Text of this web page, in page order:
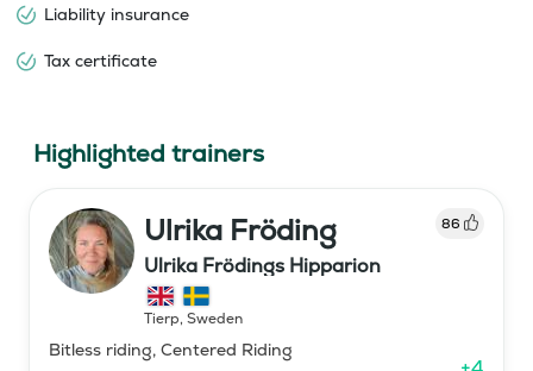
Liability insurance
Tax certificate
Highlighted trainers
Ulrika Fröding 86
Ulrika Frödings Hipparion
Tierp, Sweden
Bitless riding, Centered Riding